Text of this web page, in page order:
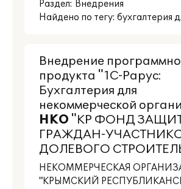
Раздел: Внедрения
Найдено по тегу: бухгалтерия
Внедрение
продукта "1С-Рарус:
Бухгалтерия для
некоммерческой
НКО "КР ФОНД
ГРАЖДАН-
ДОЛЕВОГО
НЕКОММЕРЧЕСКАЯ
"КРЫМСКИЙ